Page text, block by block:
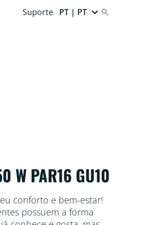
Suporte PT | PT
W PAR16 GU10
conforto e bem-estar!
possuem a forma